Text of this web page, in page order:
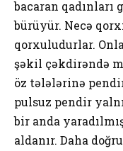
bacaran
bürüyür. Necə
qorxuludurlar.
şəkil çəkdirəndə
öz tələlərinə
pulsuz pendir
bir anda
aldanır. Daha